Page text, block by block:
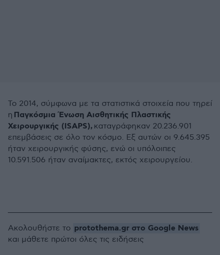
Το 2014, σύμφωνα με τα στατιστικά στοιχεία που τηρεί
η Παγκόσμια Ένωση Αισθητικής Πλαστικής
Χειρουργικής (ISAPS), καταγράφηκαν 20.236.901
επεμβάσεις σε όλο τον κόσμο. Εξ αυτών οι 9.645.395
ήταν χειρουργικής φύσης, ενώ οι υπόλοιπες
10.591.506 ήταν αναίμακτες, εκτός χειρουργείου.
Ακολουθήστε το protothema.gr στο Google News
και μάθετε πρώτοι όλες τις ειδήσεις